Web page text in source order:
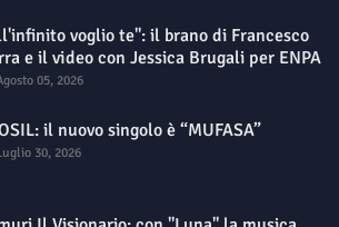
voglio te": il brano di Francesco
e il video con Jessica Brugali per ENPA
05, 2026
il nuovo singolo è “MUFASA”
30, 2026